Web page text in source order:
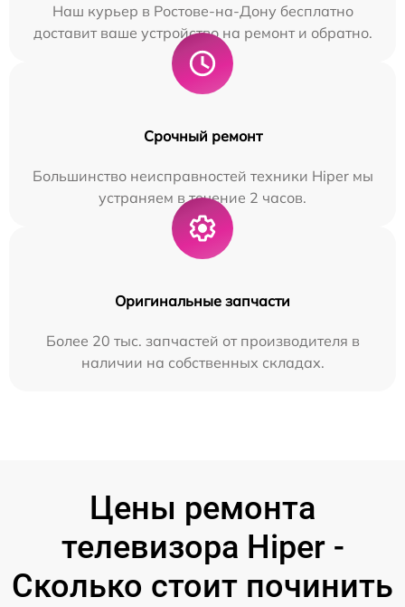
Наш курьер в Ростове-на-Дону бесплатно
доставит ваше устройство на ремонт и обратно.
Срочный ремонт
Большинство неисправностей техники Hiper мы
устраняем в течение 2 часов.
Оригинальные запчасти
Более 20 тыс. запчастей от производителя в
наличии на собственных складах.
Цены ремонта
телевизора Hiper -
Сколько стоит починить